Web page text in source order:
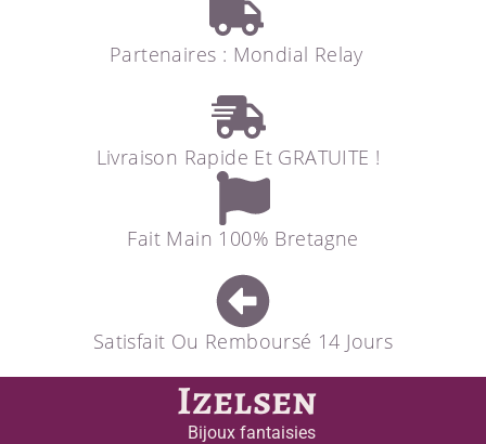
Partenaires : Mondial Relay
Livraison Rapide Et GRATUITE !
Fait Main 100% Bretagne
Satisfait Ou Remboursé 14 Jours
Izelsen
Bijoux fantaisies